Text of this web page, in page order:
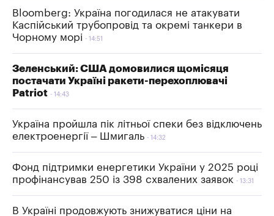
Bloomberg: Україна погодилася не атакувати
Каспійський трубопровід та окремі танкери в
Чорному морі
14:51
Зеленський: США домовилися щомісяця
постачати Україні ракети-перехоплювачі
Patriot
14:43
Україна пройшла пік літньої спеки без відключень
електроенергії – Шмигаль
14:32
Фонд підтримки енергетики України у 2025 році
профінансував 250 із 398 схвалених заявок
13:31
В Україні продовжують знижуватися ціни на